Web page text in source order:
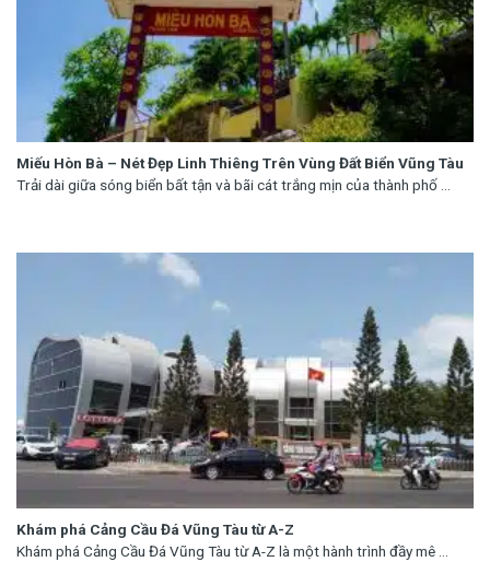
Miếu Hòn Bà – Nét Đẹp Linh Thiêng Trên Vùng Đất Biển Vũng Tàu
Trải dài giữa sóng biển bất tận và bãi cát trắng mịn của thành phố ...
Khám phá Cảng Cầu Đá Vũng Tàu từ A-Z
Khám phá Cảng Cầu Đá Vũng Tàu từ A-Z là một hành trình đầy mê ...